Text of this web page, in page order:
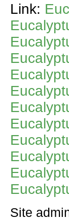
Link:
Site